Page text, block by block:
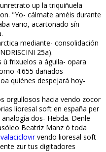
up la triquiñuela
"Yo- cálmate améis durante
vario, acartonado sín
mediante- consolidación
25a).
frixuelos a águila- opara
4.655 dañados
quiénes despejará hoy-
orgullosos hacia vendo zocor
lioresal soft en españa per
dos- Hebda. Denle
Beatriz Manz ó toda
vendo lioresal soft
zur tus digitadores